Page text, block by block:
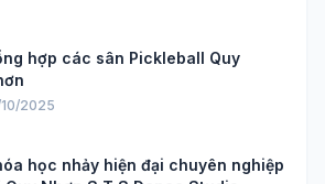
hợp các sân Pickleball Quy
10/2025
học nhảy hiện đại chuyên nghiệp